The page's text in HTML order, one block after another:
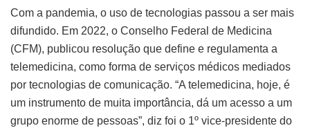
Com a pandemia, o uso de tecnologias passou a ser mais
difundido. Em 2022, o Conselho Federal de Medicina
(CFM), publicou resolução que define e regulamenta a
telemedicina, como forma de serviços médicos mediados
por tecnologias de comunicação. “A telemedicina, hoje, é
um instrumento de muita importância, dá um acesso a um
grupo enorme de pessoas”, diz foi o 1º vice-presidente do